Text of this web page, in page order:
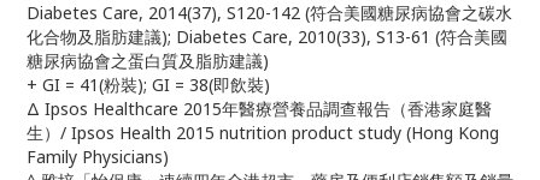
Diabetes Care, 2014(37), S120-142 (符合美國糖尿病協會之碳水
化合物及脂肪建議); Diabetes Care, 2010(33), S13-61 (符合美國
糖尿病協會之蛋白質及脂肪建議)
+ GI = 41(粉裝); GI = 38(即飲裝)
Δ Ipsos Healthcare 2015年醫療營養品調查報告（香港家庭醫
生）/ Ipsos Health 2015 nutrition product study (Hong Kong
Family Physicians)